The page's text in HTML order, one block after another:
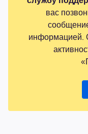
вас
информацией.